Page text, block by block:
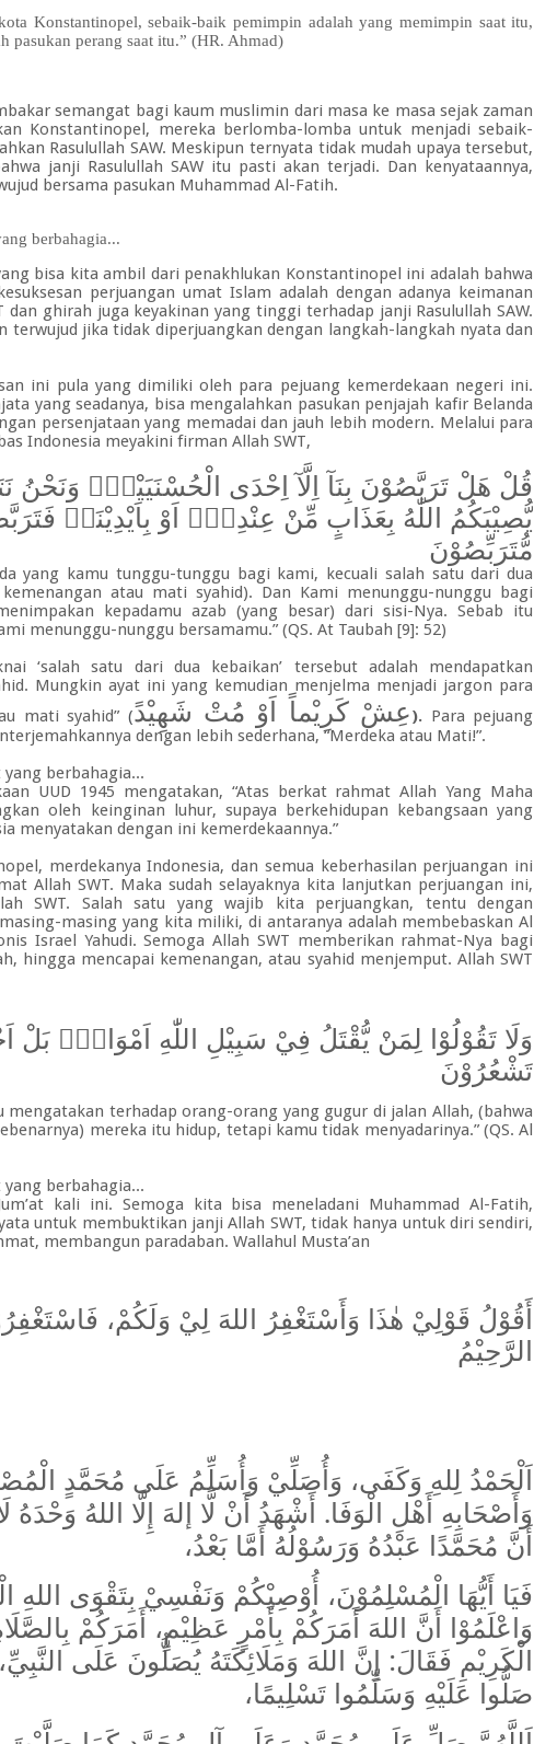
Konstantinopel, sebaik-baik pemimpin adalah yang memimpin saat itu,
pasukan perang saat itu.” (HR. Ahmad)
semangat bagi kaum muslimin dari masa ke masa sejak zaman
Konstantinopel, mereka berlomba-lomba untuk menjadi sebaik-
Rasulullah SAW. Meskipun ternyata tidak mudah upaya tersebut,
janji Rasulullah SAW itu pasti akan terjadi. Dan kenyataannya,
bersama pasukan Muhammad Al-Fatih.
berbahagia...
bisa kita ambil dari penakhlukan Konstantinopel ini adalah bahwa
perjuangan umat Islam adalah dengan adanya keimanan
dan ghirah juga keyakinan yang tinggi terhadap janji Rasulullah SAW.
terwujud jika tidak diperjuangkan dengan langkah-langkah nyata dan
ini pula yang dimiliki oleh para pejuang kemerdekaan negeri ini.
yang seadanya, bisa mengalahkan pasukan penjajah kafir Belanda
persenjataan yang memadai dan jauh lebih modern. Melalui para
Indonesia meyakini firman Allah SWT,
قُلْ هَلْ تَرَبَّصُوْنَ بِنَآ اِلَّآ اِحْدَى الْحُسْنَيَيْنِۗ وَنَحْنُ
يُّصِيْبَكُمُ اللّٰهُ بِعَذَابٍ مِّنْ عِنْدِهٖٓ اَوْ بِاَيْدِيْنَاۖ
مُّتَرَبِّصُوْنَ
yang kamu tunggu-tunggu bagi kami, kecuali salah satu dari dua
atau mati syahid). Dan Kami menunggu-nunggu bagi
kepadamu azab (yang besar) dari sisi-Nya. Sebab itu
menunggu-nunggu bersamamu.” (QS. At Taubah [9]: 52)
‘salah satu dari dua kebaikan’ tersebut adalah mendapatkan
Mungkin ayat ini yang kemudian menjelma menjadi jargon para
mati syahid” (عِشْ كَرِيْماً اَوْ مُتْ شَهِيْدً). Para pejuang
dengan lebih sederhana, “Merdeka atau Mati!”.
yang berbahagia...
UUD 1945 mengatakan, “Atas berkat rahmat Allah Yang Maha
oleh keinginan luhur, supaya berkehidupan kebangsaan yang
menyatakan dengan ini kemerdekaannya.”
merdekanya Indonesia, dan semua keberhasilan perjuangan ini
Allah SWT. Maka sudah selayaknya kita lanjutkan perjuangan ini,
SWT. Salah satu yang wajib kita perjuangkan, tentu dengan
masing yang kita miliki, di antaranya adalah membebaskan Al
Israel Yahudi. Semoga Allah SWT memberikan rahmat-Nya bagi
hingga mencapai kemenangan, atau syahid menjemput. Allah SWT
وَلَا تَقُوْلُوْا لِمَنْ يُّقْتَلُ فِيْ سَبِيْلِ اللّٰهِ اَمْوَاتٌۗ بَلْ
تَشْعُرُوْنَ
mengatakan terhadap orang-orang yang gugur di jalan Allah, (bahwa
mereka itu hidup, tetapi kamu tidak menyadarinya.”(QS. Al
yang berbahagia...
kali ini. Semoga kita bisa meneladani Muhammad Al-Fatih,
untuk membuktikan janji Allah SWT, tidak hanya untuk diri sendiri,
membangun paradaban. Wallahul Musta’an
أَقُوْلُ قَوْلِيْ هٰذَا وَأَسْتَغْفِرُ اللهَ لِيْ وَلَكُمْ،
الرَّحِيْمُ
اَلْحَمْدُ لِلهِ وَكَفَى، وَأُصَلِّيْ وَأُسَلِّمُ عَلَى مُحَمَّدٍ
وَأَصْحَابِهِ أَهْلِ الْوَفَا. أَشْهَدُ أَنْ لَّا إلهَ إِلَّا اللهُ
أَنَّ مُحَمَّدًا عَبْدُهُ وَرَسُوْلُهُ أَمَّا بَعْدُ،
فَيَا أَيُّهَا الْمُسْلِمُوْنَ، أُوْصِيْكُمْ وَنَفْسِيْ بِتَقْوَى اللهِ
وَاعْلَمُوْا أَنَّ اللهَ أَمَرَكُمْ بِأَمْرٍ عَظِيْمٍ، أَمَرَكُمْ
الْكَرِيْمِ فَقَالَ: إِنَّ اللهَ وَمَلَائِكَتَهُ يُصَلُّونَ عَلَى النَّبِيِّ،
صَلُّوا عَلَيْهِ وَسَلِّمُوا تَسْلِيمًا،